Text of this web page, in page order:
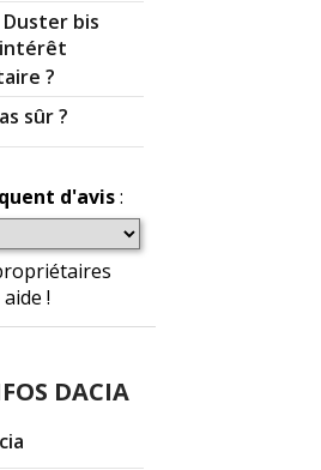
bis
?
sûr ?
d'avis:
!
DACIA